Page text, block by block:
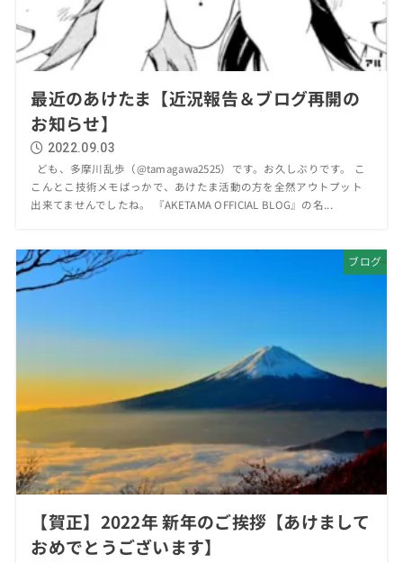
最近のあけたま【近況報告＆ブログ再開の
お知らせ】
2022.09.03
ども、多摩川乱歩（@tamagawa2525）です。お久しぶりです。 こ
こんとこ技術メモばっかで、あけたま活動の方を全然アウトプット
出来てませんでしたね。 『AKETAMA OFFICIAL BLOG』の名...
ブログ
【賀正】2022年 新年のご挨拶【あけまして
おめでとうございます】